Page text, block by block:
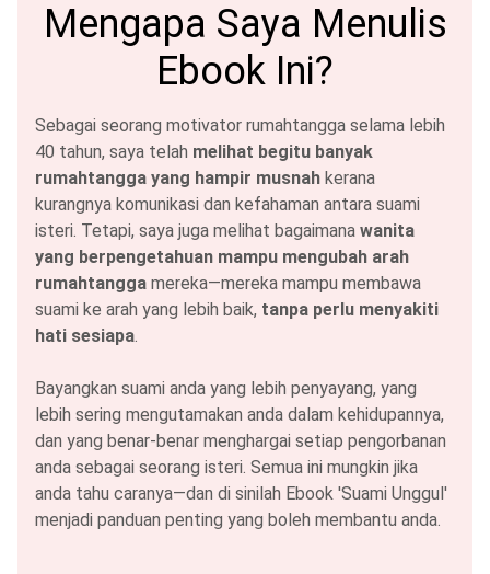
Mengapa Saya Menulis
Ebook Ini?
Sebagai seorang motivator rumahtangga selama lebih
40 tahun, saya telah melihat begitu banyak
rumahtangga yang hampir musnah kerana
kurangnya komunikasi dan kefahaman antara suami
isteri. Tetapi, saya juga melihat bagaimana wanita
yang berpengetahuan mampu mengubah arah
rumahtangga mereka—mereka mampu membawa
suami ke arah yang lebih baik, tanpa perlu menyakiti
hati sesiapa.
Bayangkan suami anda yang lebih penyayang, yang
lebih sering mengutamakan anda dalam kehidupannya,
dan yang benar-benar menghargai setiap pengorbanan
anda sebagai seorang isteri. Semua ini mungkin jika
anda tahu caranya—dan di sinilah Ebook 'Suami Unggul'
menjadi panduan penting yang boleh membantu anda.